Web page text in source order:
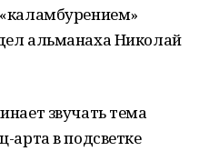
альманаха Николай
звучать тема
арта в подсветке